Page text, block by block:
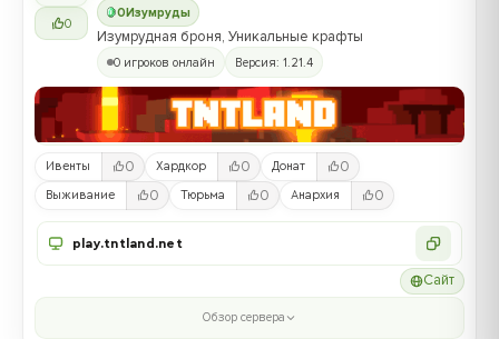
0
0Изумруды
Изумрудная броня, Уникальные крафты
0 игроков онлайн Версия: 1.21.4
Ивенты 0 Хардкор 0 Донат 0
Выживание 0 Тюрьма 0 Анархия 0
play.tntland.net
Сайт
Обзор сервера